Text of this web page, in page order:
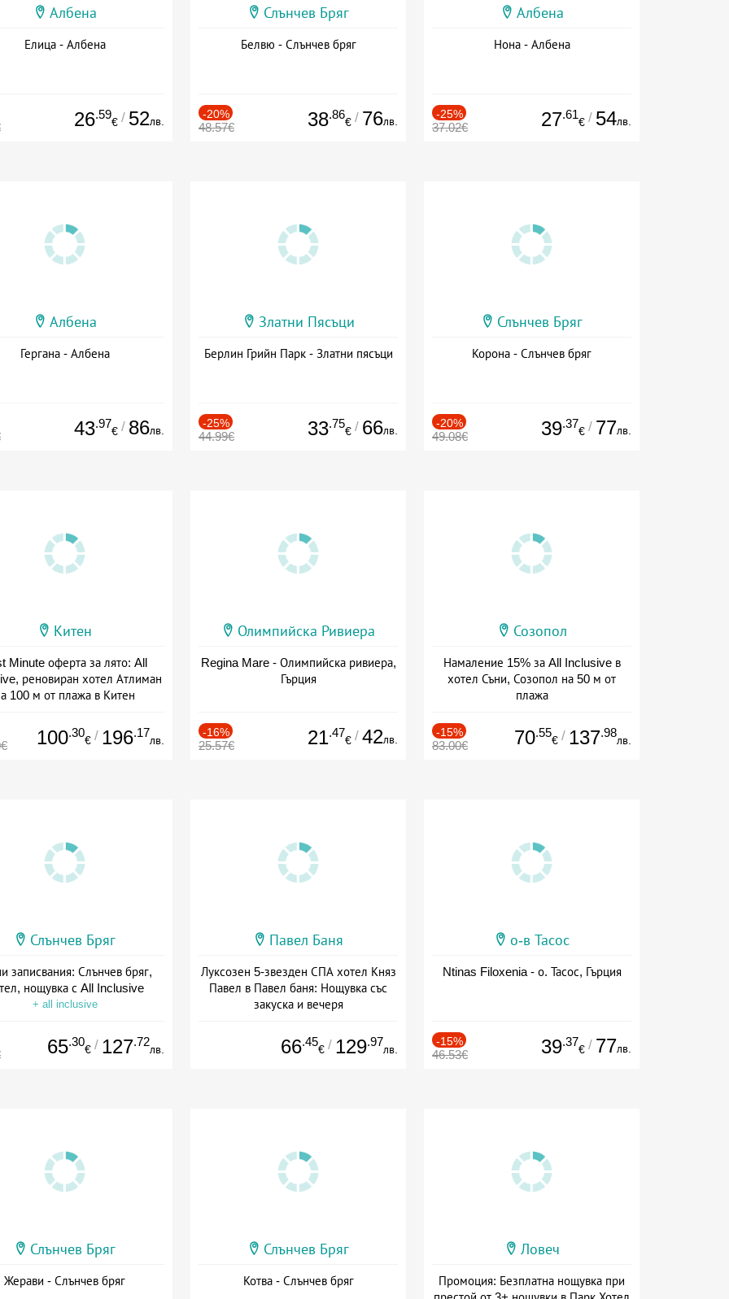
Албена
Елица - Албена
26.59
€ / 52лв.
Слънчев Бряг
Белвю - Слънчев бряг
-20%
48.57€ 38.86
€ / 76лв.
Албена
Нона - Албена
-25%
37.02€ 27.61
€ / 54лв.
Албена
Гергана - Албена
43.97
€ / 86лв.
Златни Пясъци
Берлин Грийн Парк - Златни пясъци
-25%
44.99€ 33.75
€ / 66лв.
Слънчев Бряг
Корона - Слънчев бряг
-20%
49.08€ 39.37
€ / 77лв.
Китен
Minute оферта за лято: All
реновиран хотел Атлиман
100 м от плажа в Китен
100.30
€ / 196.17
лв.
Олимпийска Ривиера
Regina Mare - Олимпийска ривиера,
Гърция
-16%
25.57€ 21.47
€ / 42лв.
Созопол
Намаление 15% за All Inclusive в
хотел Съни, Созопол на 50 м от
плажа
-15%
83.00€ 70.55
€ / 137.98
лв.
Слънчев Бряг
записвания: Слънчев бряг,
нощувка с All Inclusive
+ all inclusive
65.30
€ / 127.72
лв.
Павел Баня
Луксозен 5-звезден СПА хотел Княз
Павел в Павел баня: Нощувка със
закуска и вечеря
66.45
€ / 129.97
лв.
о-в Тасос
Ntinas Filoxenia - о. Тасос, Гърция
-15%
46.53€ 39.37
€ / 77лв.
Слънчев Бряг
Жерави - Слънчев бряг
Слънчев Бряг
Котва - Слънчев бряг
Ловеч
Промоция: Безплатна нощувка при